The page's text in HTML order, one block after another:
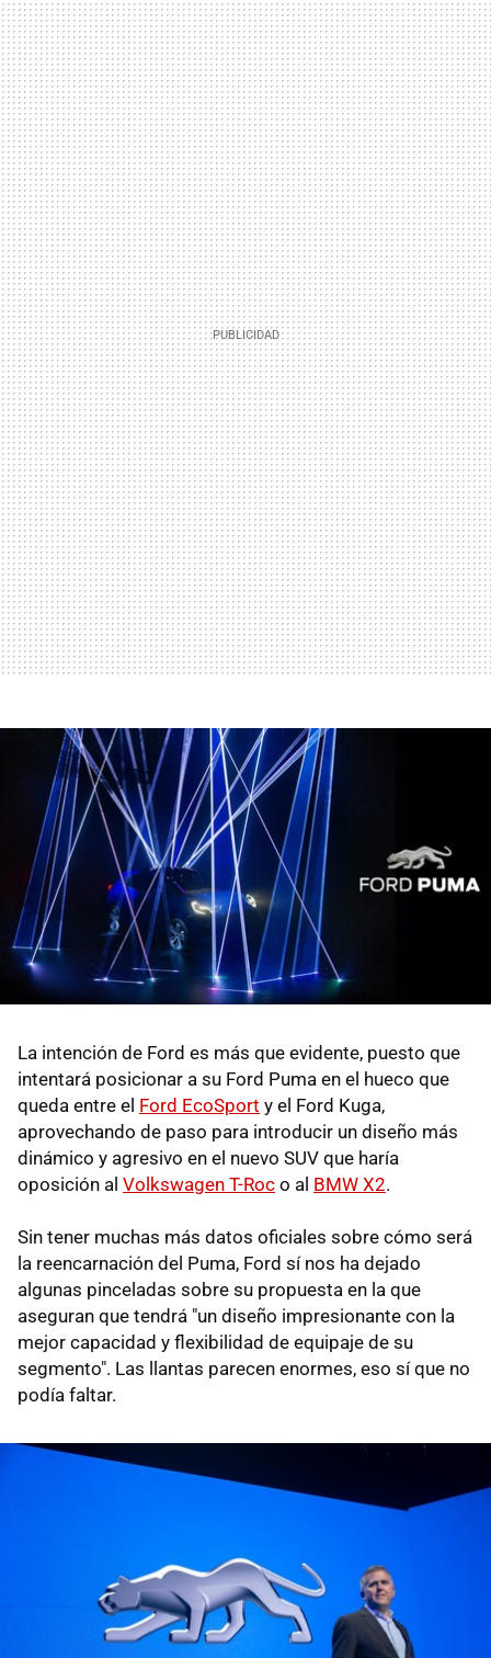
La intención de Ford es más que evidente, puesto que
intentará posicionar a su Ford Puma en el hueco que
queda entre el Ford EcoSport y el Ford Kuga,
aprovechando de paso para introducir un diseño más
dinámico y agresivo en el nuevo SUV que haría
oposición al Volkswagen T-Roc o al BMW X2.
Sin tener muchas más datos oficiales sobre cómo será
la reencarnación del Puma, Ford sí nos ha dejado
algunas pinceladas sobre su propuesta en la que
aseguran que tendrá "un diseño impresionante con la
mejor capacidad y flexibilidad de equipaje de su
segmento". Las llantas parecen enormes, eso sí que no
podía faltar.